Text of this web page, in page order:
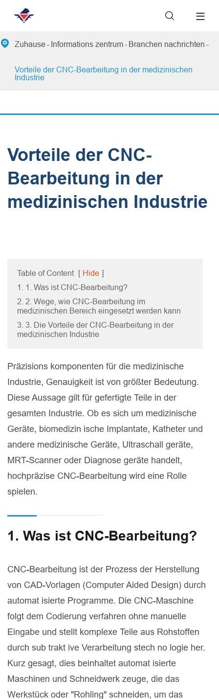

 Zuhause Informations zentrum Branchen nachrichten
Vorteile der CNC-Bearbeitung in der medizinischen
Industrie
Vorteile der CNC-
Bearbeitung in der
medizinischen Industrie
Table of Content [ Hide ]
1. 1. Was ist CNC-Bearbeitung?
2. 2. Wege, wie CNC-Bearbeitung im
medizinischen Bereich eingesetzt werden kann
3. 3. Die Vorteile der CNC-Bearbeitung in der
medizinischen Industrie
Präzisions komponenten für die medizinische
Industrie, Genauigkeit ist von größter Bedeutung.
Diese Aussage gilt für gefertigte Teile in der
gesamten Industrie. Ob es sich um medizinische
Geräte, biomedizin ische Implantate, Katheter und
andere medizinische Geräte, Ultraschall geräte,
MRT-Scanner oder Diagnose geräte handelt,
hochpräzise CNC-Bearbeitung wird eine Rolle
spielen.
1. Was ist CNC-Bearbeitung?
CNC-Bearbeitung ist der Prozess der Herstellung
von CAD-Vorlagen (Computer Aided Design) durch
automat isierte Programme. Die CNC-Maschine
folgt dem Codierung verfahren ohne manuelle
Eingabe und stellt komplexe Teile aus Rohstoffen
durch sub trakt ive Verarbeitung stech no logie her.
Kurz gesagt, dies beinhaltet automat isierte
Maschinen und Schneidwerk zeuge, die das
Werkstück oder "Rohling" schneiden, um das